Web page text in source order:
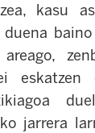
kasu
duena
eskatzen
jarrera